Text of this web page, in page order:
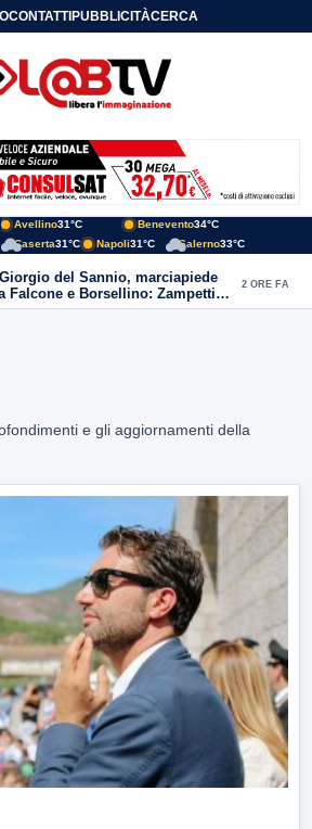
CONTATTIPUBBLICITÀCERCA
Avellino31°C Benevento34°C
Caserta31°C Napoli31°C Salerno33°C
del Sannio, marciapiede
Falcone e Borsellino: Zampetti e
replicano alle polemiche
2 ORE FA
e gli aggiornamenti della